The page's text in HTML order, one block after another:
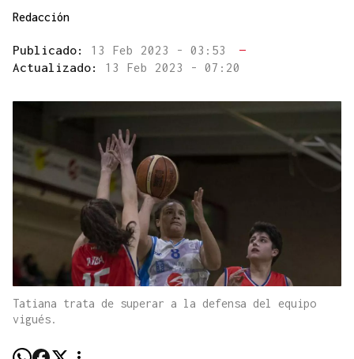
Redacción
Publicado: 13 Feb 2023 - 03:53
—
Actualizado: 13 Feb 2023 - 07:20
Tatiana trata de superar a la defensa del equipo
vigués.